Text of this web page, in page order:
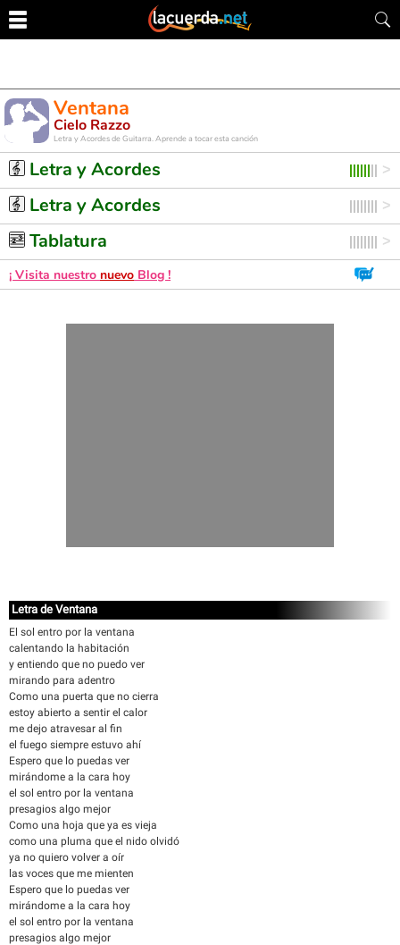
Ventana
Cielo Razzo
Letra y Acordes de Guitarra. Aprende a tocar esta canción
Letra y Acordes
Letra y Acordes
Tablatura
¡ Visita nuestro nuevo Blog !
Letra de Ventana
El sol entro por la ventana
calentando la habitación
y entiendo que no puedo ver
mirando para adentro
Como una puerta que no cierra
estoy abierto a sentir el calor
me dejo atravesar al fin
el fuego siempre estuvo ahí
Espero que lo puedas ver
mirándome a la cara hoy
el sol entro por la ventana
presagios algo mejor
Como una hoja que ya es vieja
como una pluma que el nido olvidó
ya no quiero volver a oír
las voces que me mienten
Espero que lo puedas ver
mirándome a la cara hoy
el sol entro por la ventana
presagios algo mejor